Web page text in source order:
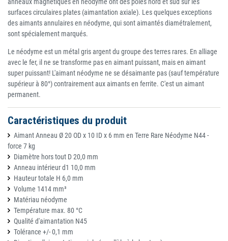
anneaux magnétiques en néodyme ont des pôles nord et sud sur les
surfaces circulaires plates (aimantation axiale). Les quelques exceptions
des aimants annulaires en néodyme, qui sont aimantés diamétralement,
sont spécialement marqués.
Le néodyme est un métal gris argent du groupe des terres rares. En alliage
avec le fer, il ne se transforme pas en aimant puissant, mais en aimant
super puissant! L'aimant néodyme ne se désaimante pas (sauf température
supérieur à 80°) contrairement aux aimants en ferrite. C'est un aimant
permanent.
Caractéristiques du produit
Aimant Anneau Ø 20 OD x 10 ID x 6 mm en Terre Rare Néodyme N44 -
force 7 kg
Diamètre hors tout D 20,0 mm
Anneau intérieur d1 10,0 mm
Hauteur totale H 6,0 mm
Volume 1414 mm³
Matériau néodyme
Température max. 80 °C
Qualité d'aimantation N45
Tolérance +/- 0,1 mm